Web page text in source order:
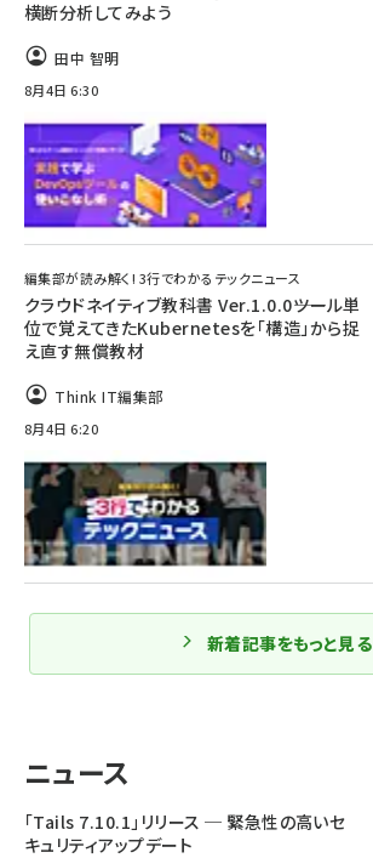
横断分析してみよう
田中 智明
8月4日 6:30
編集部が読み解く! 3行でわかるテックニュース
クラウドネイティブ教科書 Ver.1.0.0――ツール単
位で覚えてきたKubernetesを「構造」から捉
え直す無償教材
Think IT編集部
8月4日 6:20
新着記事をもっと見る
ニュース
「Tails 7.10.1」リリース ─ 緊急性の高いセ
キュリティアップデート